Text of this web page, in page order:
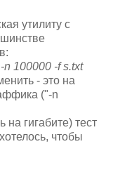
утилиту с
n 100000 -f s.txt
- это на
("-n
на гигабите) тест
чтобы